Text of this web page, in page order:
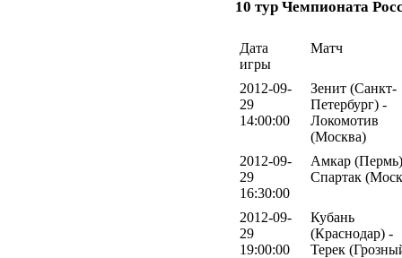
10 тур Чемпионата
Дата
игры
Матч
2012-09-
29
14:00:00
Зенит (Санкт-
Петербург) -
Локомотив
(Москва)
2012-09-
29
16:30:00
Амкар
Спартак
2012-09-
29
19:00:00
Кубань
(Краснодар) -
Терек